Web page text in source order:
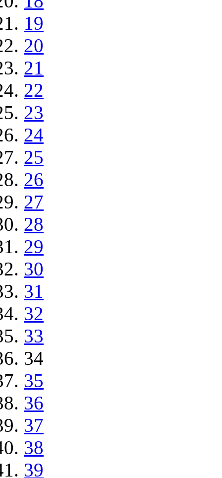
19
20
21
22
23
24
25
26
27
28
29
30
31
32
33
34
35
36
37
38
39